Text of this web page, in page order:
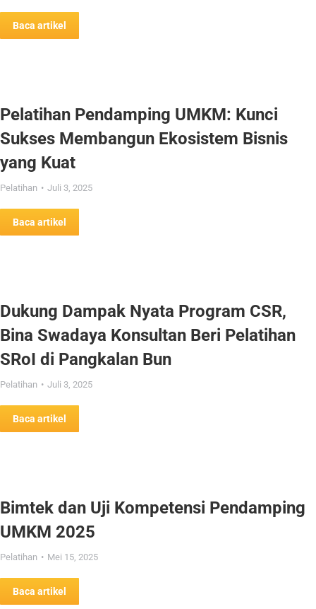
Baca artikel
Pelatihan Pendamping UMKM: Kunci
Sukses Membangun Ekosistem Bisnis
yang Kuat
Pelatihan Juli 3, 2025
Baca artikel
Dukung Dampak Nyata Program CSR,
Bina Swadaya Konsultan Beri Pelatihan
SRoI di Pangkalan Bun
Pelatihan Juli 3, 2025
Baca artikel
Bimtek dan Uji Kompetensi Pendamping
UMKM 2025
Pelatihan Mei 15, 2025
Baca artikel